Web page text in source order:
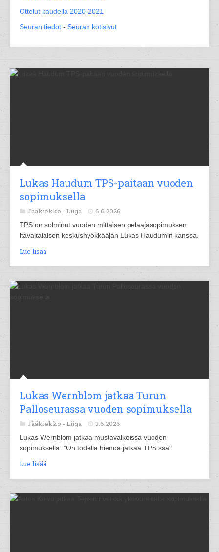
Ottelut kaudella 2020-2021
Seuran tiedot - Seuran kotisivut
Lukas Haudum TPS-paitaan vuoden
sopimuksella
Jääkiekko - Liiga 6.6.2026
TPS on solminut vuoden mittaisen pelaajasopimuksen
itävaltalaisen keskushyökkääjän Lukas Haudumin kanssa.
Lue lisää
Lukas Wernblom jatkaa Turun
Palloseurassa vuoden sopimuksella
Jääkiekko - Liiga 3.6.2026
Lukas Wernblom jatkaa mustavalkoissa vuoden
sopimuksella: "On todella hienoa jatkaa TPS:ssä"
Lue lisää